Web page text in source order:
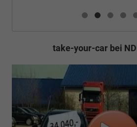
take-your-car bei